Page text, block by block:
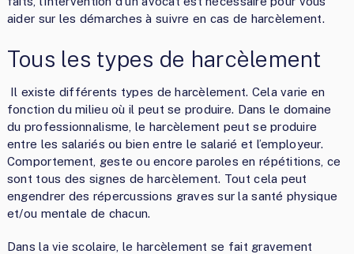
aider sur les démarches à suivre en cas de harcèlement.
Tous les types de harcèlement
Il existe différents types de harcèlement. Cela varie en
fonction du milieu où il peut se produire. Dans le domaine
du professionnalisme, le harcèlement peut se produire
entre les salariés ou bien entre le salarié et l’employeur.
Comportement, geste ou encore paroles en répétitions, ce
sont tous des signes de harcèlement. Tout cela peut
engendrer des répercussions graves sur la santé physique
et/ou mentale de chacun.
Dans la vie scolaire, le harcèlement se fait gravement